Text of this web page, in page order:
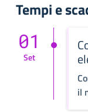
Tempi e
il
01
Set